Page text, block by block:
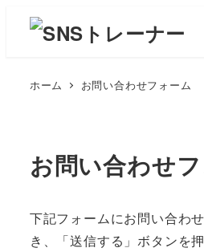
ホーム お問い合わせフォーム
お問い合わせ
下記フォームにお問い合わ
き、「送信する」ボタンを